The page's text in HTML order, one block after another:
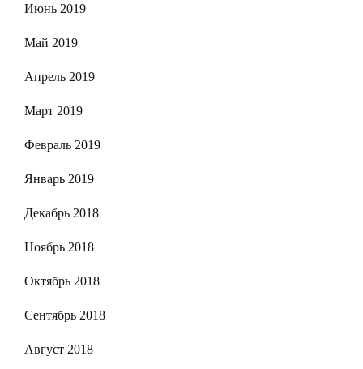
Июнь 2019
Май 2019
Апрель 2019
Март 2019
Февраль 2019
Январь 2019
Декабрь 2018
Ноябрь 2018
Октябрь 2018
Сентябрь 2018
Август 2018